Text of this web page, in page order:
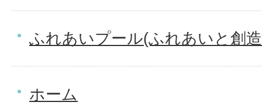
ふれあいプール(ふれあいと創
ホーム